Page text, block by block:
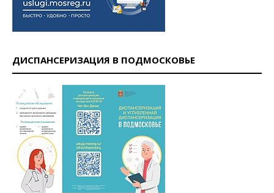
ДИСПАНСЕРИЗАЦИЯ В ПОДМОСКОВЬЕ